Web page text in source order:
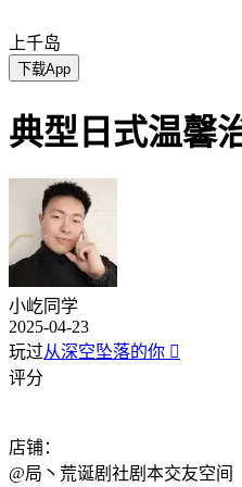
上千岛
下载App
典型日式温馨
小屹同学
2025-04-23
玩过从深空坠落的你 
评分
店铺：
@局丶荒诞剧社剧本交友空间